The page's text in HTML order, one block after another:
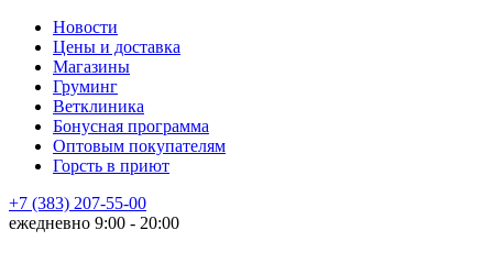
Новости
Цены и доставка
Магазины
Груминг
Ветклиника
Бонусная программа
Оптовым покупателям
Горсть в приют
+7 (383) 207-55-00
ежедневно 9:00 - 20:00